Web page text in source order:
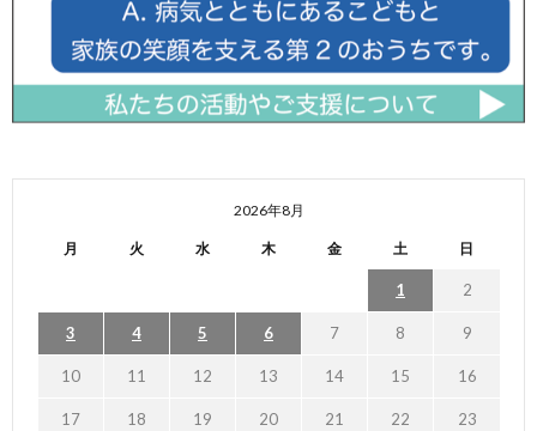
2026年8月
月 火 水 木 金 土 日
1 2
3 4 5 6 7 8 9
10 11 12 13 14 15 16
17 18 19 20 21 22 23